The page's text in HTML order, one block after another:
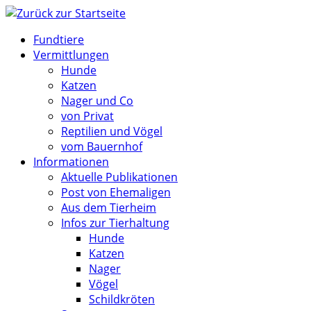
Zum
springenFundtiere
Vermittlungen
Hunde
Katzen
Nager und Co
von Privat
Reptilien und Vögel
vom Bauernhof
Informationen
Aktuelle Publikationen
Post von Ehemaligen
Aus dem Tierheim
Infos zur Tierhaltung
Hunde
Katzen
Nager
Vögel
Schildkröten